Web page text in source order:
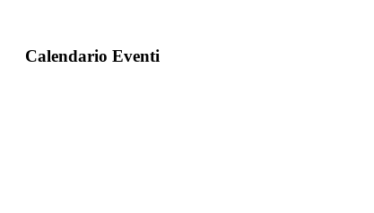
Calendario Eventi